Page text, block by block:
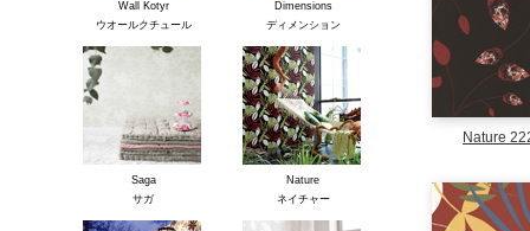
Nature
Wall Kotyr
ウオールクチュール
Dimensions
ディメンション
Saga
サガ
Nature
ネイチャー